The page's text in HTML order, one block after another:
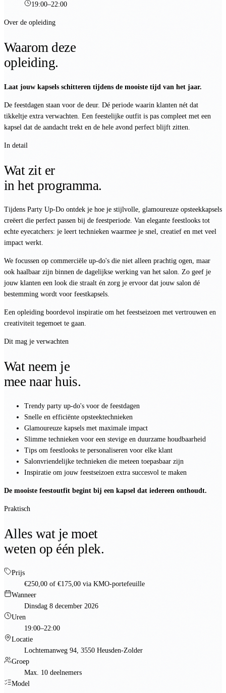
19:00–22:00
Over de opleiding
Waarom deze
opleiding.
Laat jouw kapsels schitteren tijdens de mooiste tijd van het jaar.
De feestdagen staan voor de deur. Dé periode waarin klanten nét dat
tikkeltje extra verwachten. Een feestelijke outfit is pas compleet met een
kapsel dat de aandacht trekt en de hele avond perfect blijft zitten.
In detail
Wat zit er
in het programma.
Tijdens Party Up-Do ontdek je hoe je stijlvolle, glamoureuze opsteekkapsels
creëert die perfect passen bij de feestperiode. Van elegante feestlooks tot
echte eyecatchers: je leert technieken waarmee je snel, creatief en met veel
impact werkt.
We focussen op commerciële up-do's die niet alleen prachtig ogen, maar
ook haalbaar zijn binnen de dagelijkse werking van het salon. Zo geef je
jouw klanten een look die straalt én zorg je ervoor dat jouw salon dé
bestemming wordt voor feestkapsels.
Een opleiding boordevol inspiratie om het feestseizoen met vertrouwen en
creativiteit tegemoet te gaan.
Dit mag je verwachten
Wat neem je
mee naar huis.
Trendy party up-do's voor de feestdagen
Snelle en efficiënte opsteektechnieken
Glamoureuze kapsels met maximale impact
Slimme technieken voor een stevige en duurzame houdbaarheid
Tips om feestlooks te personaliseren voor elke klant
Salonvriendelijke technieken die meteen toepasbaar zijn
Inspiratie om jouw feestseizoen extra succesvol te maken
De mooiste feestoutfit begint bij een kapsel dat iedereen onthoudt.
Praktisch
Alles wat je moet
weten op één plek.
Prijs
€250,00 of €175,00 via KMO-portefeuille
Wanneer
Dinsdag 8 december 2026
Uren
19:00–22:00
Locatie
Lochtemanweg 94, 3550 Heusden-Zolder
Groep
Max. 10 deelnemers
Model